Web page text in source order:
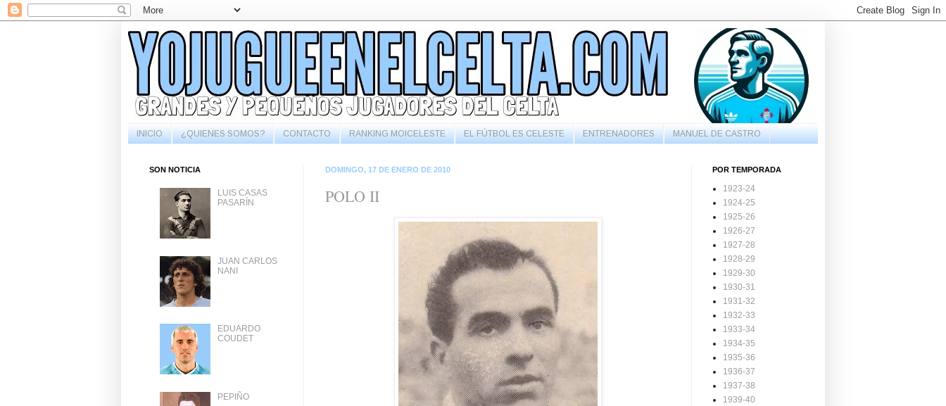
INICIO ¿QUIENES SOMOS? CONTACTO RANKING MOICELESTE EL FÚTBOL ES CELESTE ENTRENADORES MANUEL DE CASTRO
DOMINGO, 17 DE ENERO DE 2010
POLO II
SON NOTICIA
LUIS CASAS
PASARÍN
JUAN CARLOS
NANI
EDUARDO
COUDET
PEPIÑO
POR TEMPORADA
1923-24
1924-25
1925-26
1926-27
1927-28
1928-29
1929-30
1930-31
1931-32
1932-33
1933-34
1934-35
1935-36
1936-37
1937-38
1939-40